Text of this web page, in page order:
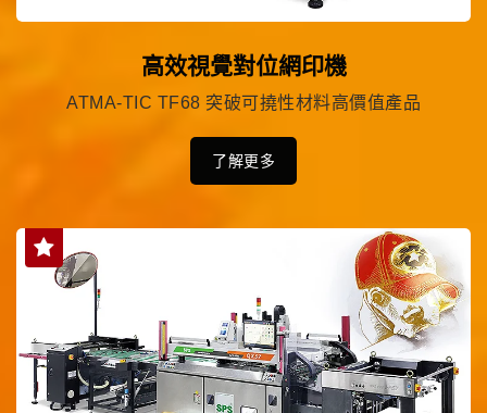
高效視覺對位網印機
ATMA-TIC TF68 突破可撓性材料高價值產品
了解更多